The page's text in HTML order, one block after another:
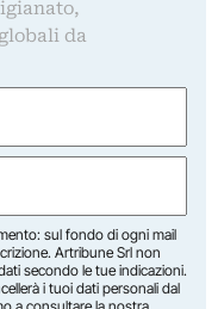
da
sul fondo di ogni mail
Artribune Srl non
secondo le tue indicazioni.
i tuoi dati personali dal